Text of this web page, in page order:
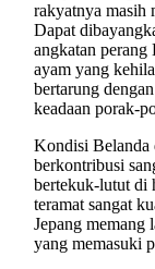
rakyatnya masih
Dapat
angkatan perang
ayam yang
bertarung
keadaan porak-
Kondisi Belanda
berkontribusi
bertekuk-lutut di
teramat sangat
Jepang memang
yang memasuki